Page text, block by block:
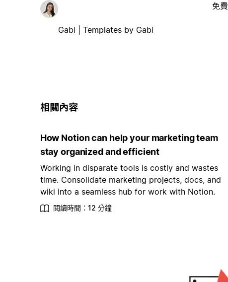
Gabi | Templates by Gabi
免費
相關內容
How Notion can help your marketing team
stay organized and efficient
Working in disparate tools is costly and wastes
time. Consolidate marketing projects, docs, and
wiki into a seamless hub for work with Notion.
閱讀時間：12 分鐘